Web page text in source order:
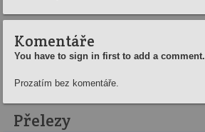
Komentáře
You have to sign in first to add a comment.
Prozatím bez komentáře.
Přelezy